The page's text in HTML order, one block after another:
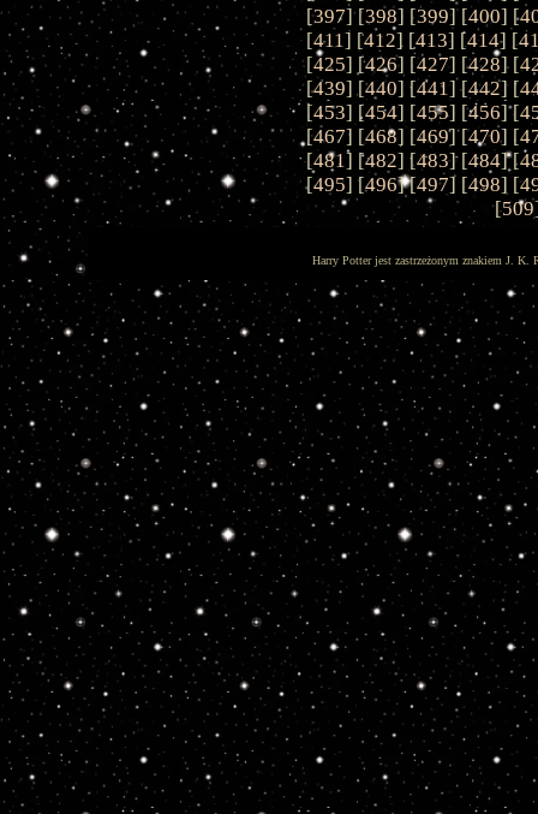
[397] [398] [399] [400] [
[411] [412] [413] [414] [
[425] [426] [427] [428] [
[439] [440] [441] [442] [
[453] [454] [455] [456] [
[467] [468] [469] [470] [
[481] [482] [483] [484] [
[495] [496] [497] [498] [
[509
Harry Potter jest zastrzeżonym znakiem J. K.